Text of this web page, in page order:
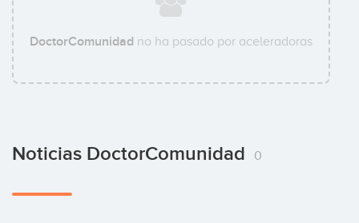
DoctorComunidad no ha pasado por aceleradoras
Noticias DoctorComunidad 0